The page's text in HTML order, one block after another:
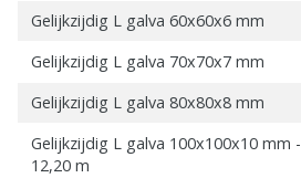
Gelijkzijdig L galva 60x60x6 mm
Gelijkzijdig L galva 70x70x7 mm
Gelijkzijdig L galva 80x80x8 mm
Gelijkzijdig L galva 100x100x10 mm -
12,20 m